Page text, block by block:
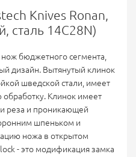
Knives Ronan,
сталь 14C28N)
нож бюджетного сегмента,
дизайн. Вытянутый клинок
шведской стали, имеет
Клинок имеет
реза и проникающей
шпеньком и
ножа в открытом
- это модификация замка